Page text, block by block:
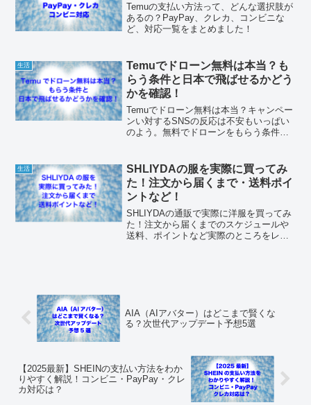
Temuの支払い方法って、どんな選択肢が
あるの？PayPay、クレカ、コンビニな
ど、対応一覧をまとめました！
生活
Temuでドローン無料は本当？も
らう条件と日本で飛ばせるかどう
かを確認！
Temuでドローン無料は本当？キャンペー
ンい対するSNSの反応は不安もいっぱい
のよう。無料でドローンをもらう条件
生活
SHLIYDAの服を実際に買ってみ
た！注文から届くまで・送料ポイ
ントなど！
SHLIYDAの通販で実際に洋服を買ってみ
た！注文から届くまでのスケジュールや
送料、ポイントなど実際のところをレポ
AIA（AIアバター）はどこまで賢くな
る？次世代アップデート予想5選
【2025最新】SHEINの支払い方法をわか
りやすく解説！コンビニ・PayPay・クレ
カ対応は？